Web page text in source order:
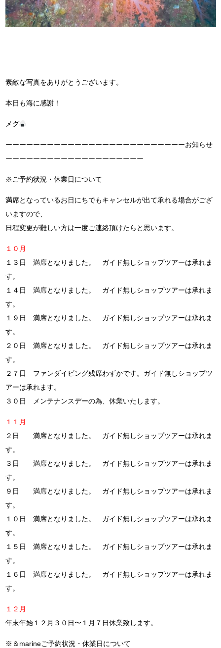
素敵な写真をありがとうございます。
本日も海に感謝！
メグ
ーーーーーーーーーーーーーーーーーーーーーーーーーーお知らせ
ーーーーーーーーーーーーーーーーーーーー
※ご予約状況・休業日について
満席となっているお日にちでもキャンセルが出て承れる場合がござ
いますので、
日程変更が難しい方は一度ご連絡頂けたらと思います。
１０月
１３日 満席となりました。 ガイド無しショップツアーは承れま
す。
１４日 満席となりました。 ガイド無しショップツアーは承れま
す。
１９日 満席となりました。 ガイド無しショップツアーは承れま
す。
２０日 満席となりました。 ガイド無しショップツアーは承れま
す。
２７日 ファンダイビング残席わずかです。ガイド無しショップツ
アーは承れます。
３０日 メンテナンスデーの為、休業いたします。
１１月
２日 満席となりました。 ガイド無しショップツアーは承れま
す。
３日 満席となりました。 ガイド無しショップツアーは承れま
す。
９日 満席となりました。 ガイド無しショップツアーは承れま
す。
１０日 満席となりました。 ガイド無しショップツアーは承れま
す。
１５日 満席となりました。 ガイド無しショップツアーは承れま
す。
１６日 満席となりました。 ガイド無しショップツアーは承れま
す。
１２月
年末年始１２月３０日〜１月７日休業致します。
※＆marineご予約状況・休業日について